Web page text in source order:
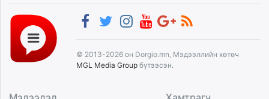
© 2013-2026 он Dorgio.mn, Мэдээллийн хөтөч
MGL Media Group бүтээсэн.